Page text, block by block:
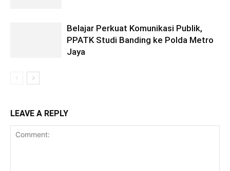
Belajar Perkuat Komunikasi Publik,
PPATK Studi Banding ke Polda Metro
Jaya
LEAVE A REPLY